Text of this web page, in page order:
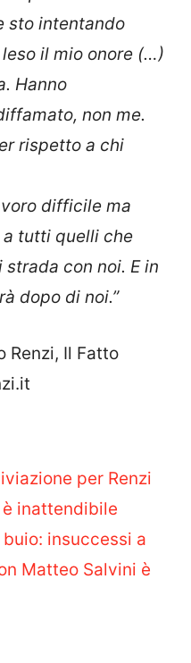
sto intentando
il mio onore (…)
Hanno
non me.
rispetto a chi
difficile ma
tutti quelli che
con noi. E in
dopo di noi.”
Renzi, Il Fatto
per Renzi
inattendibile
insuccessi a
Matteo Salvini è